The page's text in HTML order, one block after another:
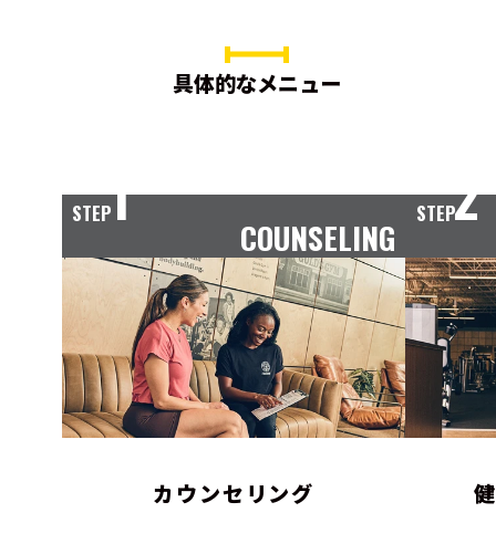
具体的なメニュー
STEP1
COUNSELING
カウンセリング
STEP2